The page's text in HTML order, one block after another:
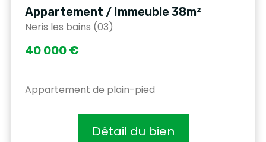
Appartement / Immeuble 38m²
Neris les bains (03)
40 000 €
Appartement de plain-pied
Détail du bien